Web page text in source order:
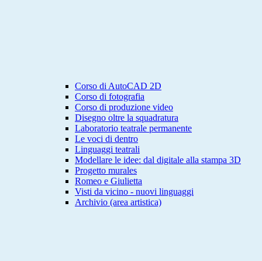
Corso di AutoCAD 2D
Corso di fotografia
Corso di produzione video
Disegno oltre la squadratura
Laboratorio teatrale permanente
Le voci di dentro
Linguaggi teatrali
Modellare le idee: dal digitale alla stampa 3D
Progetto murales
Romeo e Giulietta
Visti da vicino - nuovi linguaggi
Archivio (area artistica)